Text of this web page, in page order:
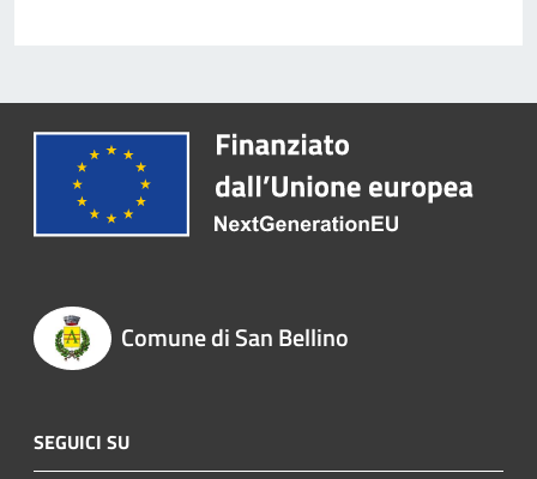
Comune di San Bellino
SEGUICI SU